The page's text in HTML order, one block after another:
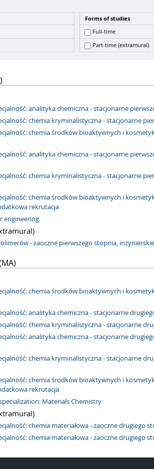
Forms of studies
Full-time
Part-time (extramural)
analityka chemiczna - stacjonarne
chemia kryminalistyczna - stacjonarne
chemia środków bioaktywnych i
analityka chemiczna - stacjonarne
chemia kryminalistyczna - stacjonarne
chemia środków bioaktywnych i
rekrutacja
engineering
- zaoczne pierwszego stopnia, inżynierskie
chemia środków bioaktywnych i
analityka chemiczna - stacjonarne
chemia kryminalistyczna - stacjonarne
analityka chemiczna - stacjonarne
chemia kryminalistyczna - stacjonarne
chemia środków bioaktywnych i
rekrutacja
Materials Chemistry
chemia materiałowa - zaoczne drugiego
chemia materiałowa - zaoczne drugiego